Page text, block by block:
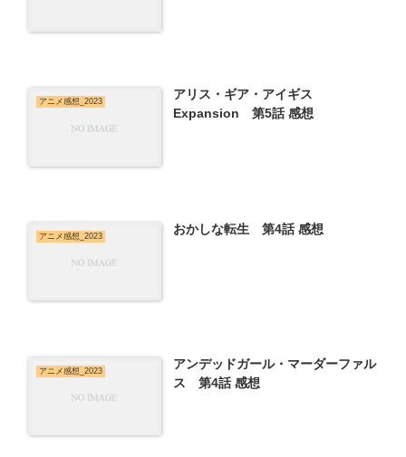
アニメ感想_2023
アリス・ギア・アイギス
Expansion 第5話 感想
アニメ感想_2023 おかしな転生 第4話 感想
アニメ感想_2023
アンデッドガール・マーダーファル
ス 第4話 感想